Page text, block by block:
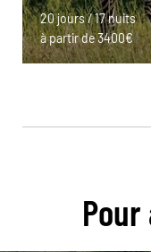
20 jours / 17 nuits
à partir de 3400€